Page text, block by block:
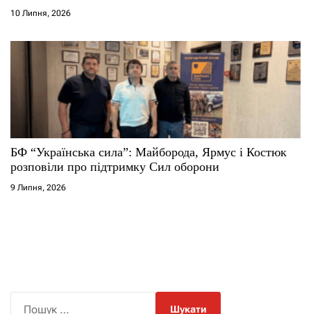
10 Липня, 2026
БФ “Українська сила”: Майборода, Ярмус і Костюк
розповіли про підтримку Сил оборони
9 Липня, 2026